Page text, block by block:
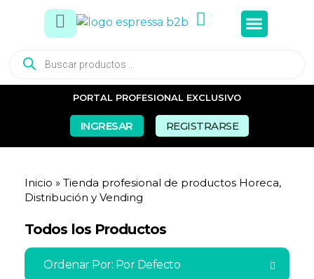
PORTAL PROFESIONAL EXCLUSIVO
INGRESAR REGISTRARSE
Inicio » Tienda profesional de productos Horeca,
Distribución y Vending
Todos los Productos
Ordenar Por: Por Defecto